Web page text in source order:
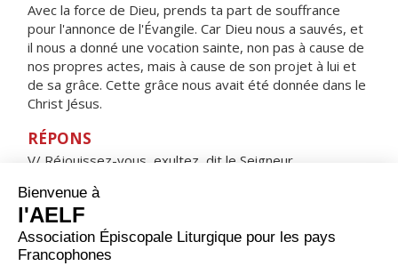
Avec la force de Dieu, prends ta part de souffrance
pour l'annonce de l'Évangile. Car Dieu nous a sauvés, et
il nous a donné une vocation sainte, non pas à cause de
nos propres actes, mais à cause de son projet à lui et
de sa grâce. Cette grâce nous avait été donnée dans le
Christ Jésus.
RÉPONS
V/ Réjouissez-vous, exultez, dit le Seigneur,
ORAISON
Dieu qui as choisi saint Luc pour révéler, par sa parole
et ses écrits, le mystère de ton amour envers les